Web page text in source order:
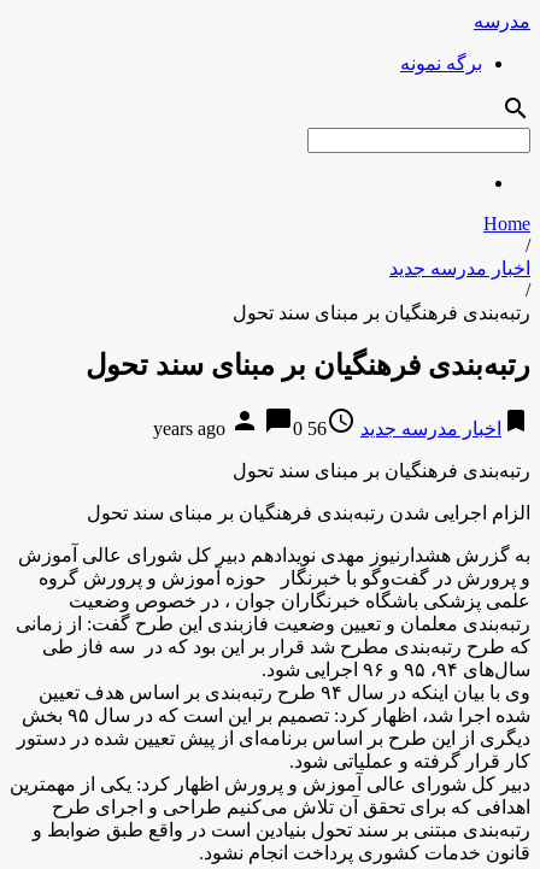
مدرسه
برگه نمونه
search
Home
/
اخبار مدرسه جدید
/
رتبه‌بندی فرهنگیان بر مبنای سند تحول
رتبه‌بندی فرهنگیان بر مبنای سند تحول
bookmark اخبار مدرسه جدید access_time
56 years ago
person chat_bubble0
رتبه‌بندی فرهنگیان بر مبنای سند تحول
الزام اجرایی شدن رتبه‌بندی فرهنگیان بر مبنای سند تحول
به گزرش هشدارنیوز مهدی نوید‌ادهم دبیر کل شورای عالی آموزش
و پرورش در گفت‌وگو با خبرنگار حوزه آموزش و پرورش گروه
علمی پزشکی باشگاه خبرنگاران جوان ، در خصوص وضعیت
رتبه‌بندی معلمان و تعیین وضعیت فاز‌بندی این طرح گفت: از زمانی
که طرح رتبه‌بندی مطرح شد قرار بر این بود که در سه فاز طی
سال‌های ۹۴، ۹۵ و ۹۶ اجرایی شود.
وی با بیان اینکه در سال ۹۴ طرح رتبه‌بندی بر اساس هدف تعیین
شده اجرا شد، اظهار کرد: تصمیم بر این است که در سال ۹۵ بخش
دیگری از این طرح بر اساس برنامه‌ای از پیش تعیین شده در دستور
کار قرار گرفته و عملیاتی شود.
دبیر کل شورای عالی آموزش و پرورش اظهار کرد: یکی از مهمترین
اهدافی که برای تحقق آن تلاش می‌کنیم طراحی و اجرای طرح
رتبه‌بندی مبتنی بر سند تحول بنیادین است در واقع طبق ضوابط و
قانون خدمات کشوری پرداخت انجام نشود.